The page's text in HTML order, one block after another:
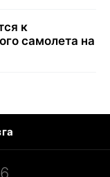
к
самолета на